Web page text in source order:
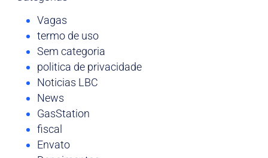
Vagas
termo de uso
Sem categoria
politica de privacidade
Noticias LBC
News
GasStation
fiscal
Envato